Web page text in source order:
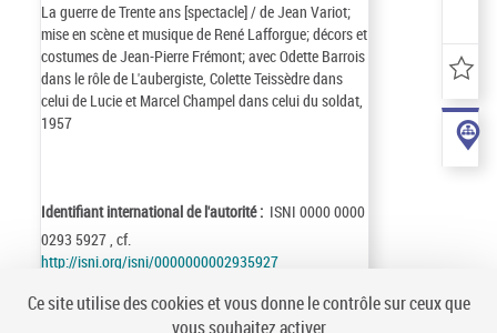
La guerre de Trente ans [spectacle] / de Jean Variot;
mise en scène et musique de René Lafforgue; décors et
costumes de Jean-Pierre Frémont; avec Odette Barrois
dans le rôle de L'aubergiste, Colette Teissèdre dans
celui de Lucie et Marcel Champel dans celui du soldat,
1957
Identifiant international de l'autorité : ISNI 0000 0000
0293 5927 , cf.
http://isni.org/isni/0000000002935927
Notice n° :FRBNF13934798
Ce site utilise des cookies et vous donne le contrôle sur ceux que
vous souhaitez activer